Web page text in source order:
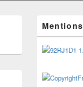
principale
de
widget
pour
barre
latérale